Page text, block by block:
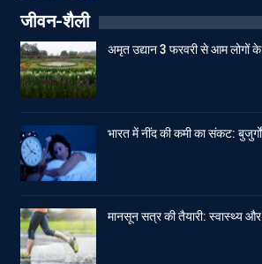
जीवन-शैली
अमृत उद्यान 3 फरवरी से आम लोगों
भारत में नींद की कमी का संकट:
मानसून सत्र की तैयारी: स्वास्थ्य